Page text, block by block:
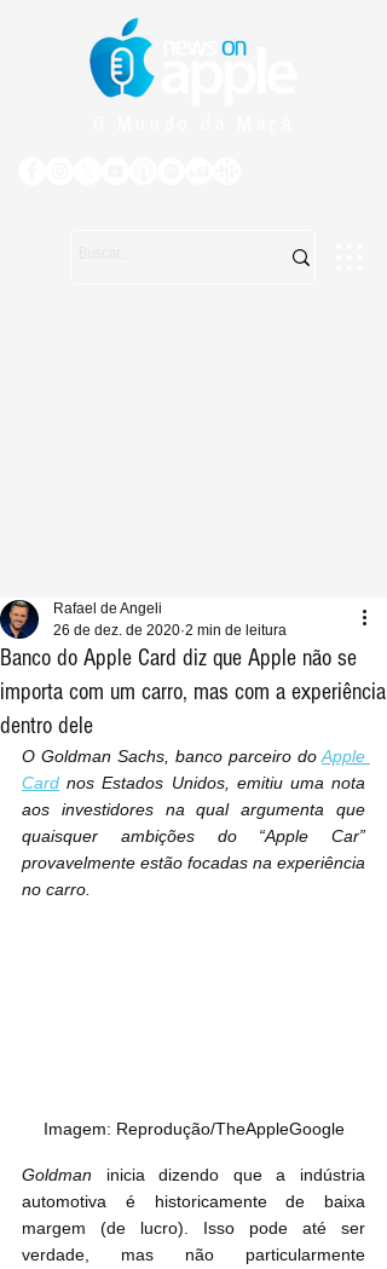
Banco do Apple Card diz que Apple não se
importa com um carro, mas com a experiência
dentro dele
Rafael de Angeli
26 de dez. de 2020 2 min de leitura
O Goldman Sachs, banco parceiro do Apple
Card nos Estados Unidos, emitiu uma nota
aos investidores na qual argumenta que
quaisquer ambições do “Apple Car”
provavelmente estão focadas na experiência
no carro.
Imagem: Reprodução/TheAppleGoogle
Goldman inicia dizendo que a indústria
automotiva é historicamente de baixa
margem (de lucro). Isso pode até ser
verdade, mas não particularmente